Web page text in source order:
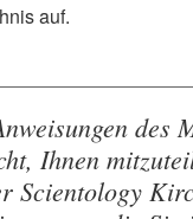
auf.
des
Ihnen
Scientology